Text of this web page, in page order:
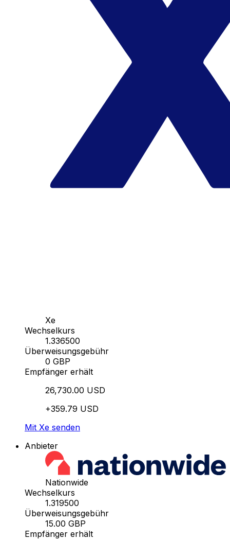
Xe
Wechselkurs
1.336500
Überweisungsgebühr
0 GBP
Empfänger erhält
26,730.00 USD
+359.79 USD
Mit Xe senden
Anbieter
Nationwide
Wechselkurs
1.319500
Überweisungsgebühr
15.00 GBP
Empfänger erhält